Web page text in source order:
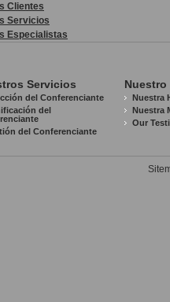
Clientes
Servicios
Especialistas
Servicios
del Conferenciante
del
del Conferenciante
Nuestra
Nuestra
Our